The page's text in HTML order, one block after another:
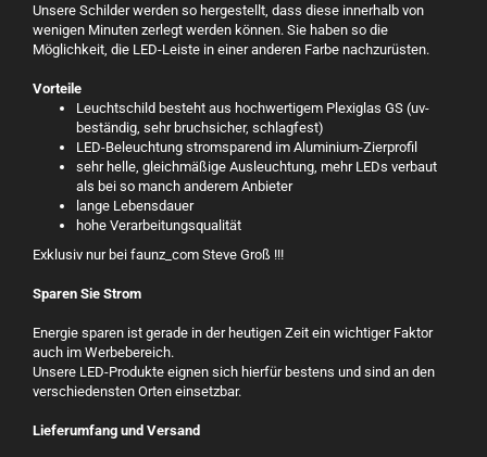
Unsere Schilder werden so hergestellt, dass diese innerhalb von
wenigen Minuten zerlegt werden können. Sie haben so die
Möglichkeit, die LED-Leiste in einer anderen Farbe nachzurüsten.
Vorteile
Leuchtschild besteht aus hochwertigem Plexiglas GS (uv-
beständig, sehr bruchsicher, schlagfest)
LED-Beleuchtung stromsparend im Aluminium-Zierprofil
sehr helle, gleichmäßige Ausleuchtung, mehr LEDs verbaut
als bei so manch anderem Anbieter
lange Lebensdauer
hohe Verarbeitungsqualität
Exklusiv nur bei faunz_com Steve Groß !!!
Sparen Sie Strom
Energie sparen ist gerade in der heutigen Zeit ein wichtiger Faktor
auch im Werbebereich.
Unsere LED-Produkte eignen sich hierfür bestens und sind an den
verschiedensten Orten einsetzbar.
Lieferumfang und Versand